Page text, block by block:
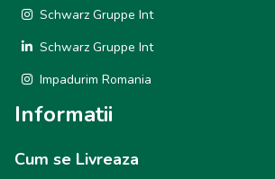
Schwarz Gruppe Int
Schwarz Gruppe Int
Impadurim Romania
Informatii
Cum se Livreaza